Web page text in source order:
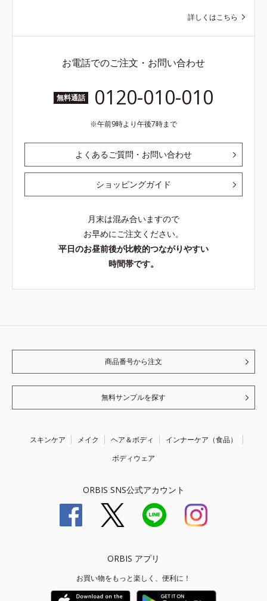
詳しくはこちら
お電話でのご注文・お問い合わせ
無料通話 0120-010-010
午前9時より午後7時まで
よくあるご質問・お問い合わせ
ショッピングガイド
月末は混み合いますので
お早めにご注文ください。
平日のお昼前後が比較的つながりやすい
時間帯です。
商品番号から注文
無料サンプルを探す
スキンケア メイク ヘア＆ボディ
インナーケア（食品）
ボディウェア
ORBIS SNS公式アカウント
ORBIS アプリ
お買い物をもっと楽しく、便利に！